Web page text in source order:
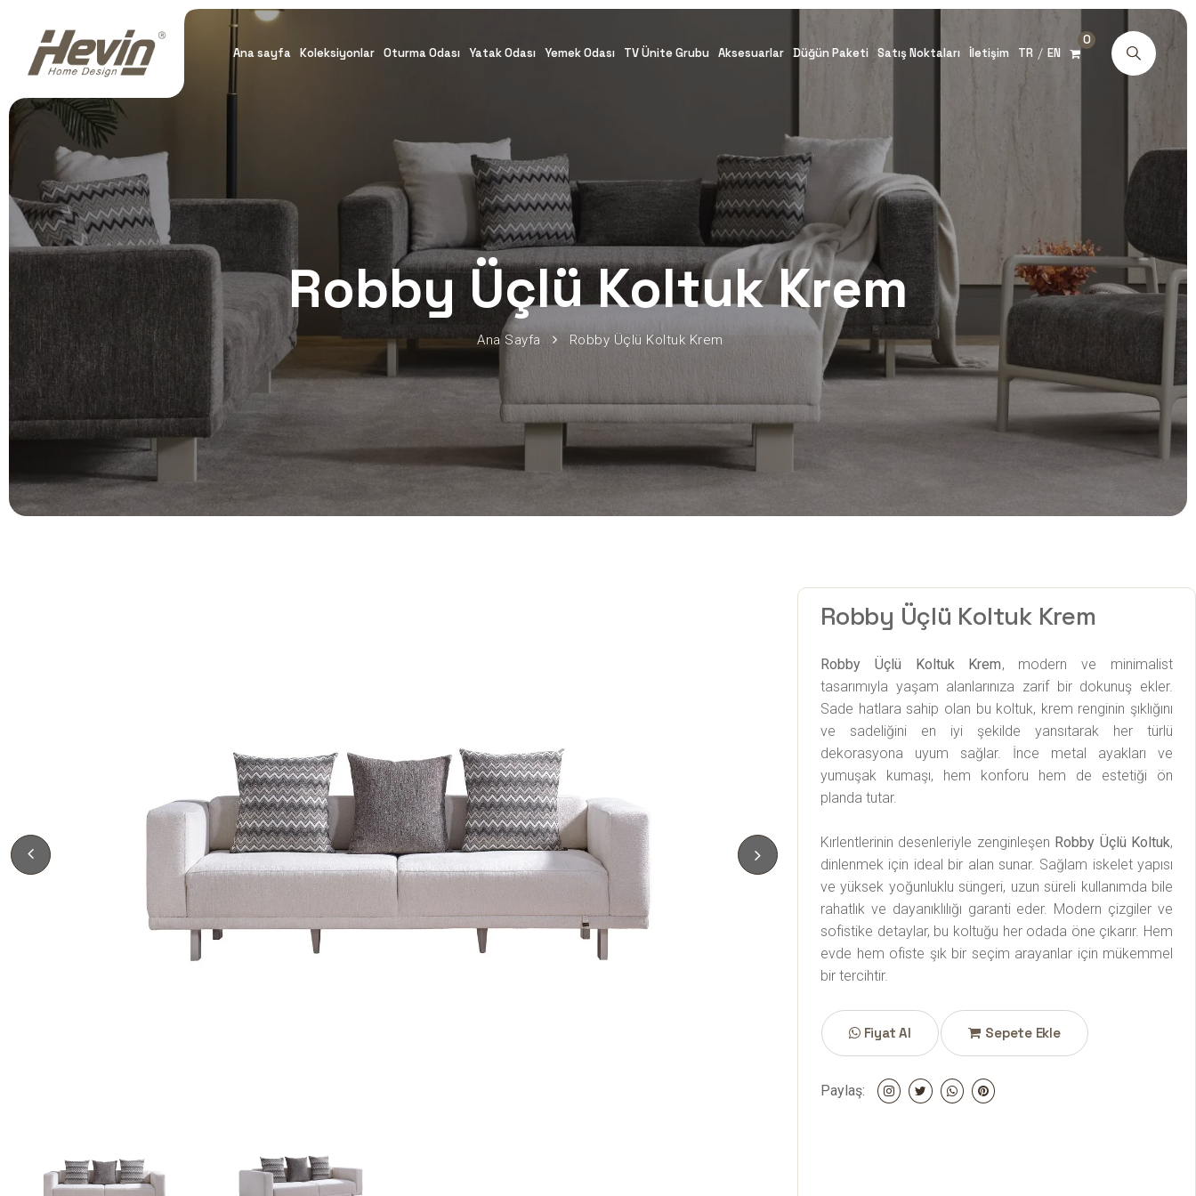
Ana sayfa Koleksiyonlar Oturma Odası Yatak Odası Yemek Odası TV Ünite Grubu Aksesuarlar Düğün Paketi Satış Noktaları İletişim TR / EN
0
Robby Üçlü Koltuk Krem
Ana Sayfa Robby Üçlü Koltuk Krem
Robby Üçlü Koltuk Krem
Robby Üçlü Koltuk Krem, modern ve minimalist
tasarımıyla yaşam alanlarınıza zarif bir dokunuş ekler.
Sade hatlara sahip olan bu koltuk, krem renginin şıklığını
ve sadeliğini en iyi şekilde yansıtarak her türlü
dekorasyona uyum sağlar. İnce metal ayakları ve
yumuşak kumaşı, hem konforu hem de estetiği ön
planda tutar.
Kırlentlerinin desenleriyle zenginleşen Robby Üçlü Koltuk,
dinlenmek için ideal bir alan sunar. Sağlam iskelet yapısı
ve yüksek yoğunluklu süngeri, uzun süreli kullanımda bile
rahatlık ve dayanıklılığı garanti eder. Modern çizgiler ve
sofistike detaylar, bu koltuğu her odada öne çıkarır. Hem
evde hem ofiste şık bir seçim arayanlar için mükemmel
bir tercihtir.
Fiyat Al Sepete Ekle
Paylaş: